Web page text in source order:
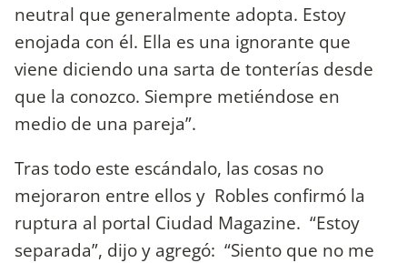
neutral que generalmente adopta. Estoy
enojada con él. Ella es una ignorante que
viene diciendo una sarta de tonterías desde
que la conozco. Siempre metiéndose en
medio de una pareja”.
Tras todo este escándalo, las cosas no
mejoraron entre ellos y Robles confirmó la
ruptura al portal Ciudad Magazine. “Estoy
separada”, dijo y agregó: “Siento que no me